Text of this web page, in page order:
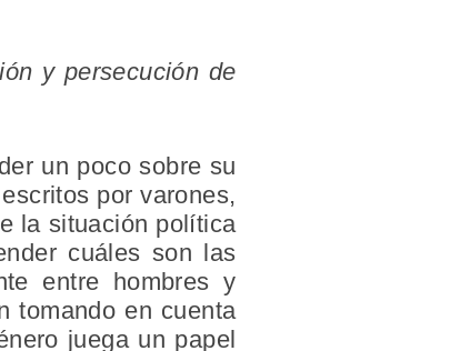
y persecución de
un poco sobre su
por varones,
la situación política
cuáles son las
entre hombres y
tomando en cuenta
juega un papel